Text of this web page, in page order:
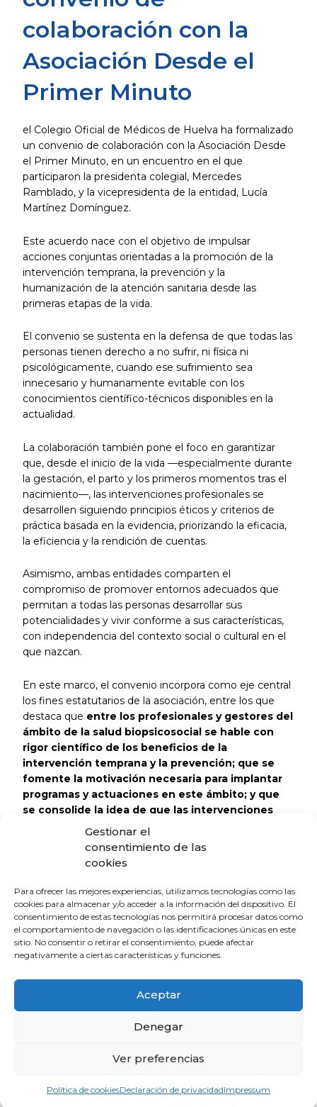
Gestionar el
consentimiento de las
cookies
Para ofrecer las mejores experiencias, utilizamos tecnologías como las
cookies para almacenar y/o acceder a la información del dispositivo. El
consentimiento de estas tecnologías nos permitirá procesar datos como
el comportamiento de navegación o las identificaciones únicas en este
sitio. No consentir o retirar el consentimiento, puede afectar
negativamente a ciertas características y funciones.
Aceptar
Denegar
Ver preferencias
Política de cookiesDeclaración de privacidadImpressum
colaboración con la
Asociación Desde el
Primer Minuto
el Colegio Oficial de Médicos de Huelva ha formalizado
un convenio de colaboración con la Asociación Desde
el Primer Minuto, en un encuentro en el que
participaron la presidenta colegial, Mercedes
Ramblado, y la vicepresidenta de la entidad, Lucía
Martínez Domínguez.
Este acuerdo nace con el objetivo de impulsar
acciones conjuntas orientadas a la promoción de la
intervención temprana, la prevención y la
humanización de la atención sanitaria desde las
primeras etapas de la vida.
El convenio se sustenta en la defensa de que todas las
personas tienen derecho a no sufrir, ni física ni
psicológicamente, cuando ese sufrimiento sea
innecesario y humanamente evitable con los
conocimientos científico-técnicos disponibles en la
actualidad.
La colaboración también pone el foco en garantizar
que, desde el inicio de la vida —especialmente durante
la gestación, el parto y los primeros momentos tras el
nacimiento—, las intervenciones profesionales se
desarrollen siguiendo principios éticos y criterios de
práctica basada en la evidencia, priorizando la eficacia,
la eficiencia y la rendición de cuentas.
Asimismo, ambas entidades comparten el
compromiso de promover entornos adecuados que
permitan a todas las personas desarrollar sus
potencialidades y vivir conforme a sus características,
con independencia del contexto social o cultural en el
que nazcan.
En este marco, el convenio incorpora como eje central
los fines estatutarios de la asociación, entre los que
destaca que entre los profesionales y gestores del
ámbito de la salud biopsicosocial se hable con
rigor científico de los beneficios de la
intervención temprana y la prevención; que se
fomente la motivación necesaria para implantar
programas y actuaciones en este ámbito; y que
se consolide la idea de que las intervenciones
preventivas tempranas deben tener un carácter
de urgencia para evitar la aparición de
situaciones gravemente adversas.
Con esta firma, el Colegio de Médicos de Huelva
refuerza su compromiso con la mejora continua de la
atención sanitaria y la protección de la salud desde las
primeras etapas de la vida.
La Escuela de Verano Sénior cierra su
programación con una charla sobre
sexualidad y suelo pélvico en las
personas mayores
El Colegio de Médicos de Huelva y